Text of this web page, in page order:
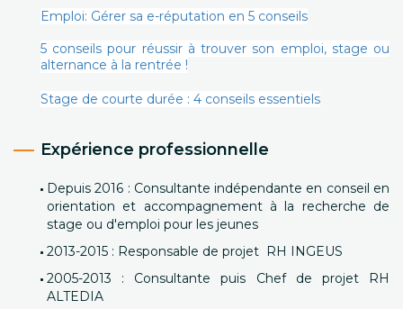
Emploi: Gérer sa e-réputation en 5 conseils
5 conseils pour réussir à trouver son emploi, stage ou
alternance à la rentrée !
Stage de courte durée : 4 conseils essentiels
Expérience professionnelle
Depuis 2016 : Consultante indépendante en conseil en
orientation et accompagnement à la recherche de
stage ou d'emploi pour les jeunes
2013-2015 : Responsable de projet RH INGEUS
2005-2013 : Consultante puis Chef de projet RH
ALTEDIA